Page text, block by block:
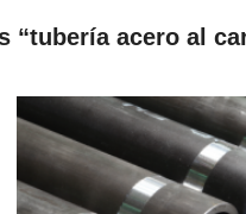
“tubería acero al